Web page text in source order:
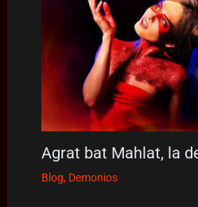
Agrat bat Mahlat, la
Blog, Demonios